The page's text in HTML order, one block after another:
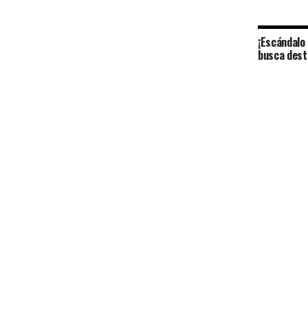
busca